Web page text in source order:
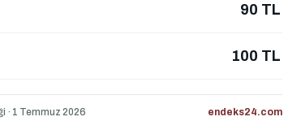
90 TL
100 TL
· 1 Temmuz 2026 endeks24.com